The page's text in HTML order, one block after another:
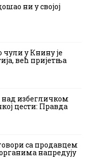
ни у својој
у Книну је
већ пријетња
избегличком
цести: Правда
са продавцем
напредују